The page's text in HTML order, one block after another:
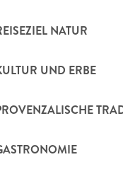
NATUR
UND ERBE